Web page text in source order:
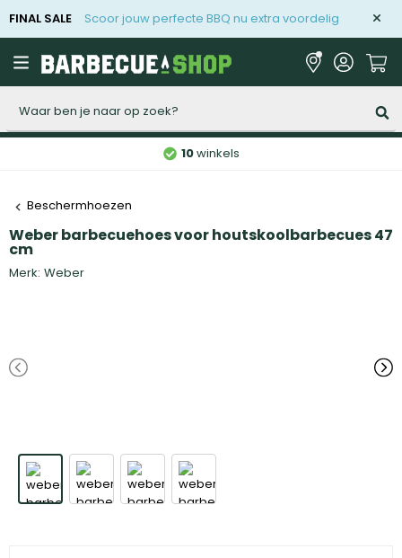
FINAL SALE Scoor jouw perfecte BBQ nu extra voordelig
10winkels
Beschermhoezen
Weber barbecuehoes voor houtskoolbarbecues 47
cm
Merk: Weber